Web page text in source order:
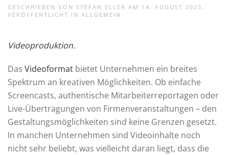
GESCHRIEBEN VON STEFAN ELLER AM 14. AUGUST 2023
VERÖFFENTLICHT IN ALLGEMEIN
Videoproduktion.
Das Videoformat bietet Unternehmen ein breites
Spektrum an kreativen Möglichkeiten. Ob einfache
Screencasts, authentische Mitarbeiterreportagen oder
Live-Übertragungen von Firmenveranstaltungen – den
Gestaltungsmöglichkeiten sind keine Grenzen gesetzt.
In manchen Unternehmen sind Videoinhalte noch
nicht sehr beliebt, was vielleicht daran liegt, dass die